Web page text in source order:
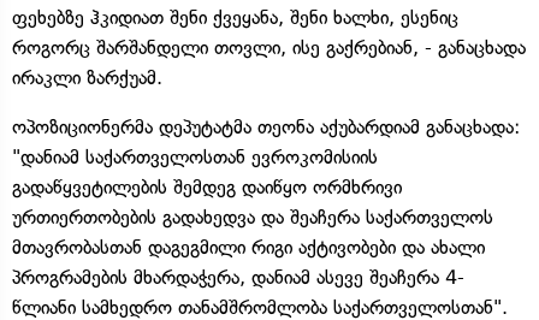
ფეხებზე ჰკიდიათ შენი ქვეყანა, შენი ხალხი, ესენიც
როგორც შარშანდელი თოვლი, ისე გაქრებიან, - განაცხადა
ირაკლი ზარქუამ.
ოპოზიციონერმა დეპუტატმა თეონა აქუბარდიამ განაცხადა:
"დანიამ საქართველოსთან ევროკომისიის
გადაწყვეტილების შემდეგ დაიწყო ორმხრივი
ურთიერთობების გადახედვა და შეაჩერა საქართველოს
მთავრობასთან დაგეგმილი რიგი აქტივობები და ახალი
პროგრამების მხარდაჭერა, დანიამ ასევე შეაჩერა 4-
წლიანი სამხედრო თანამშრომლობა საქართველოსთან".